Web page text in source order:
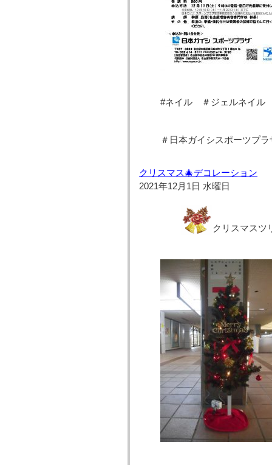
#ネイル ＃ジェルネイ
＃日本ガイシスポーツプラ
クリスマス🎄デコレーション
2021年12月1日 水曜日
クリスマスツ